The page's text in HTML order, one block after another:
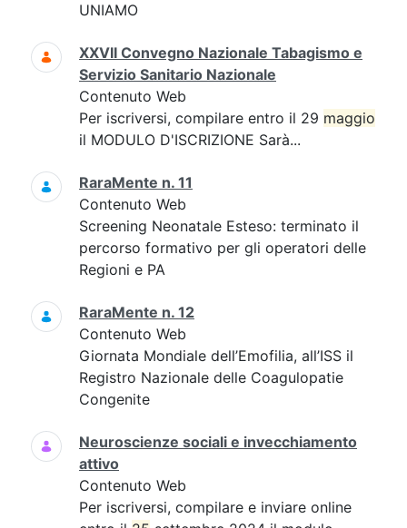
UNIAMO
XXVII Convegno Nazionale Tabagismo e
Servizio Sanitario Nazionale
Contenuto Web
Per iscriversi, compilare entro il 29 maggio
il MODULO D'ISCRIZIONE Sarà...
RaraMente n. 11
Contenuto Web
Screening Neonatale Esteso: terminato il
percorso formativo per gli operatori delle
Regioni e PA
RaraMente n. 12
Contenuto Web
Giornata Mondiale dell’Emofilia, all’ISS il
Registro Nazionale delle Coagulopatie
Congenite
Neuroscienze sociali e invecchiamento
attivo
Contenuto Web
Per iscriversi, compilare e inviare online